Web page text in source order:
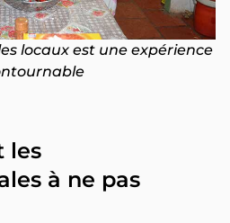
locaux est une expérience
les
à ne pas